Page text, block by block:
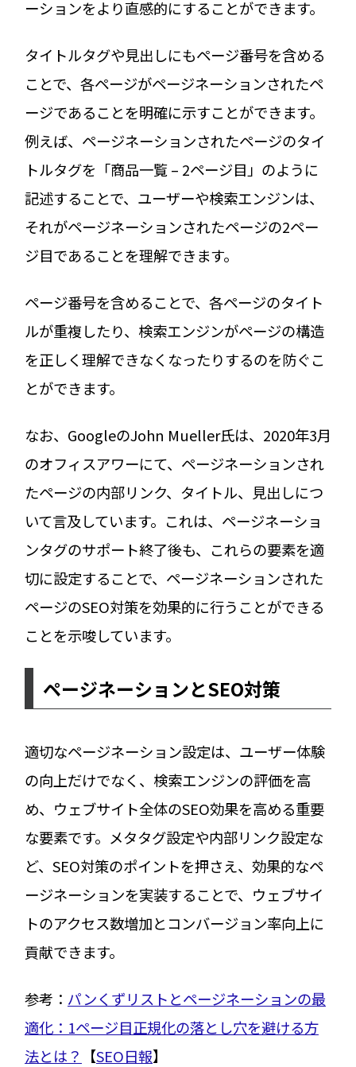
ーションをより直感的にすることができます。
タイトルタグや見出しにもページ番号を含める
ことで、各ページがページネーションされたペ
ージであることを明確に示すことができます。
例えば、ページネーションされたページのタイ
トルタグを「商品一覧 – 2ページ目」のように
記述することで、ユーザーや検索エンジンは、
それがページネーションされたページの2ペー
ジ目であることを理解できます。
ページ番号を含めることで、各ページのタイト
ルが重複したり、検索エンジンがページの構造
を正しく理解できなくなったりするのを防ぐこ
とができます。
なお、GoogleのJohn Mueller氏は、2020年3月
のオフィスアワーにて、ページネーションされ
たページの内部リンク、タイトル、見出しにつ
いて言及しています。これは、ページネーショ
ンタグのサポート終了後も、これらの要素を適
切に設定することで、ページネーションされた
ページのSEO対策を効果的に行うことができる
ことを示唆しています。
ページネーションとSEO対策
適切なページネーション設定は、ユーザー体験
の向上だけでなく、検索エンジンの評価を高
め、ウェブサイト全体のSEO効果を高める重要
な要素です。メタタグ設定や内部リンク設定な
ど、SEO対策のポイントを押さえ、効果的なペ
ージネーションを実装することで、ウェブサイ
トのアクセス数増加とコンバージョン率向上に
貢献できます。
参考： パンくずリストとページネーションの最
適化：1ページ目正規化の落とし穴を避ける方
法とは？
【SEO日報】